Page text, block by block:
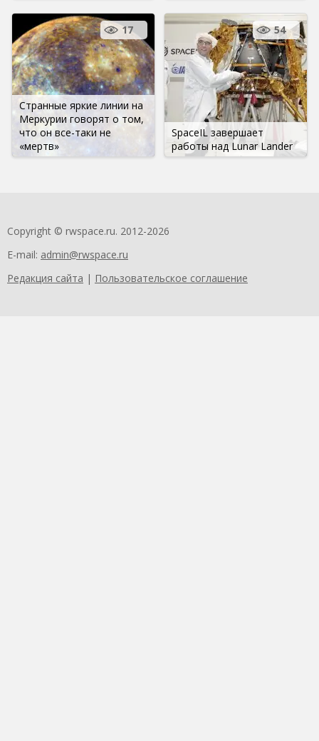
Странные яркие линии на
Меркурии говорят о том,
что он все-таки не
«мертв»
17
SpaceIL завершает
работы над Lunar Lander
54
Copyright © rwspace.ru. 2012-2026
E-mail: admin@rwspace.ru
Редакция сайта | Пользовательское соглашение